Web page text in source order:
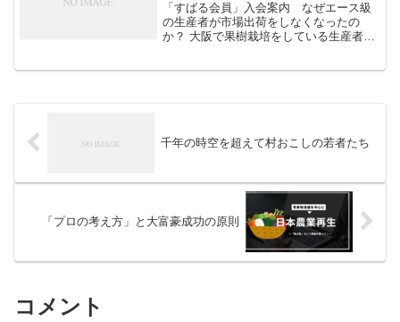
「すばる会員」入会案内 なぜエース級
の生産者が市場出荷をしなくなったの
か？ 大阪で果樹栽培をしている生産者が
千年の時空を超えて村おこしの若者たち
「プロの考え方」と大富豪成功の原則
コメント